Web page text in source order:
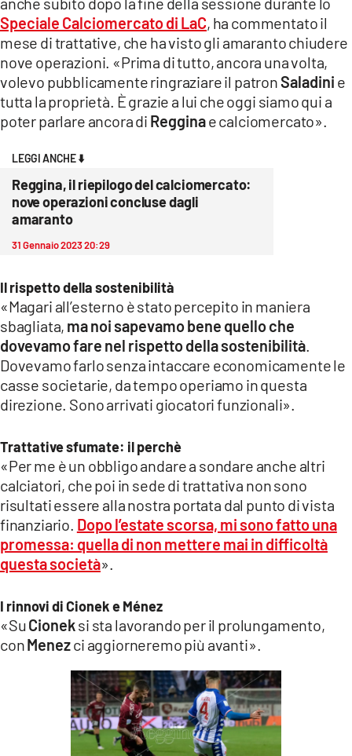
LACTV.IT
LACONAIR.IT
LACITYMAG.IT
ILREGGINO.IT
ILVIBONESE.IT
CATANZAROCHANNEL.IT
LACAPITALENEWS.IT
App
ANDROID
APPLE
Speciale Calciomercato di LaC, ha commentato il
mese di trattative, che ha visto gli amaranto chiudere
nove operazioni. «Prima di tutto, ancora una volta,
volevo pubblicamente ringraziare il patronSaladini e
tutta la proprietà. È grazie a lui che oggi siamo qui a
poter parlare ancora di Regginae calciomercato».
LEGGI ANCHE ⬇️
Reggina, il riepilogo del calciomercato:
nove operazioni concluse dagli
amaranto
31 Gennaio 2023 20:29
Il rispetto della sostenibilità
«Magari all’esterno è stato percepito in maniera
sbagliata, ma noi sapevamo bene quello che
dovevamo fare nel rispetto della sostenibilità
Dovevamo farlo senza intaccare economicamente le
casse societarie, da tempo operiamo in questa
direzione. Sono arrivati giocatori funzionali».
Trattative sfumate: il perchè
«Per me è un obbligo andare a sondare anche altri
calciatori, che poi in sede di trattativa non sono
risultati essere alla nostra portata dal punto di vista
finanziario. Dopo l’estate scorsa, mi sono fatto una
promessa: quella di non mettere mai in difficoltà
questa società».
I rinnovi di Cionek e Ménez
«SuCioneksi sta lavorando per il prolungamento,
conMenezci aggiorneremo più avanti».